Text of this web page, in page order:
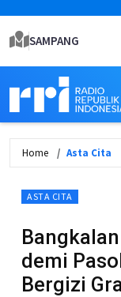
SAMPANG
Home Asta Cita
ASTA CITA
demi
Bergizi